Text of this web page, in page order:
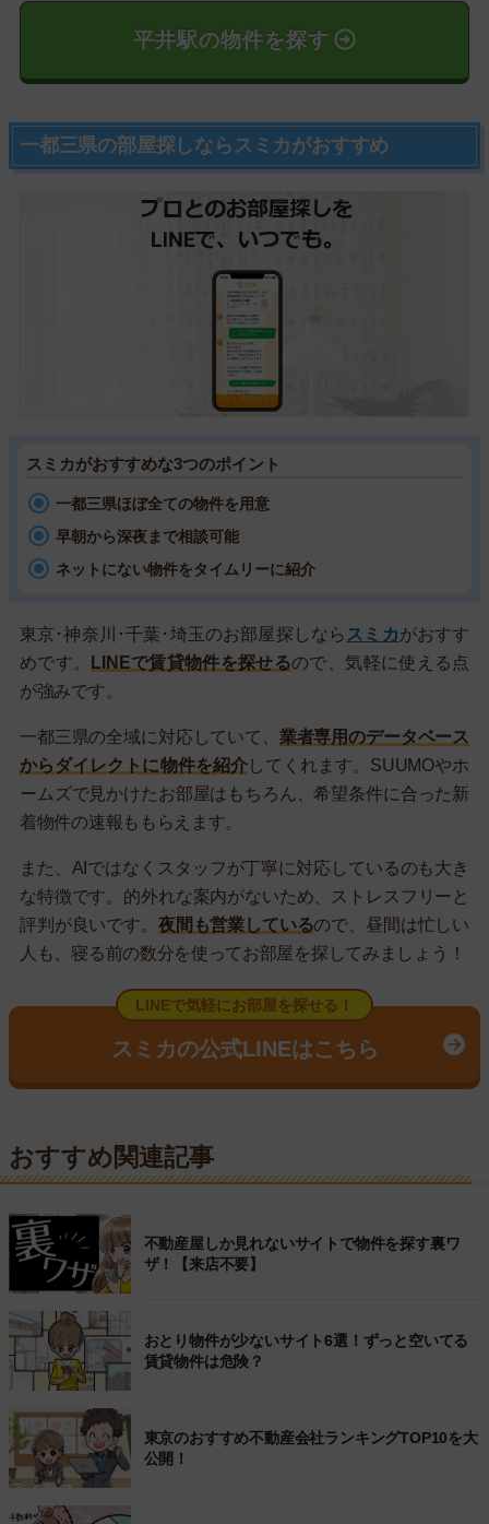
平井駅の物件を探す
一都三県の部屋探しならスミカがおすすめ
スミカがおすすめな3つのポイント
一都三県ほぼ全ての物件を用意
早朝から深夜まで相談可能
ネットにない物件をタイムリーに紹介
東京･神奈川･千葉･埼玉のお部屋探しならスミカがおすす
めです。
LINEで賃貸物件を探せるので、気軽に使える点
が強みです。
一都三県の全域に対応していて、 業者専用のデータベース
からダイレクトに物件を紹介してくれます。SUUMOやホ
ームズで見かけたお部屋はもちろん、希望条件に合った新
着物件の速報ももらえます。
また、AIではなくスタッフが丁寧に対応しているのも大き
な特徴です。的外れな案内がないため、ストレスフリーと
評判が良いです。 夜間も営業しているので、昼間は忙しい
人も、寝る前の数分を使ってお部屋を探してみましょう！
LINEで気軽にお部屋を探せる！
スミカの公式LINEはこちら
おすすめ関連記事
不動産屋しか見れないサイトで物件を探す裏ワ
ザ！【来店不要】
おとり物件が少ないサイト6選！ずっと空いてる
賃貸物件は危険？
東京のおすすめ不動産会社ランキングTOP10を大
公開！